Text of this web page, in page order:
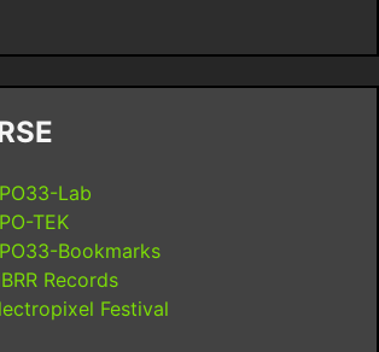
Lab
TEK
Bookmarks
Records
Festival